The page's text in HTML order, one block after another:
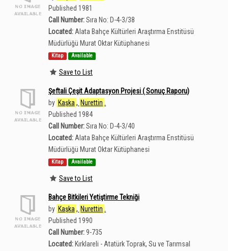
Published 1981
Call Number:Sıra No: D-4-3/38
Located: Alata Bahçe Kültürleri Araştırma Enstitüsü
Müdürlüğü Murat Oktar Kütüphanesi
Kitap Available
Save to List
Şeftali Çeşit Adaptasyon Projesi ( Sonuç Raporu)
by Kaşka , Nurettin
Published 1984
Call Number:Sıra No: D-4-3/40
Located: Alata Bahçe Kültürleri Araştırma Enstitüsü
Müdürlüğü Murat Oktar Kütüphanesi
Kitap Available
Save to List
Bahçe Bitkileri Yetiştirme Tekniği
by Kaşka , Nurettin
Published 1990
Call Number:9-735
Located: Kırklareli - Atatürk Toprak, Su ve Tarımsal